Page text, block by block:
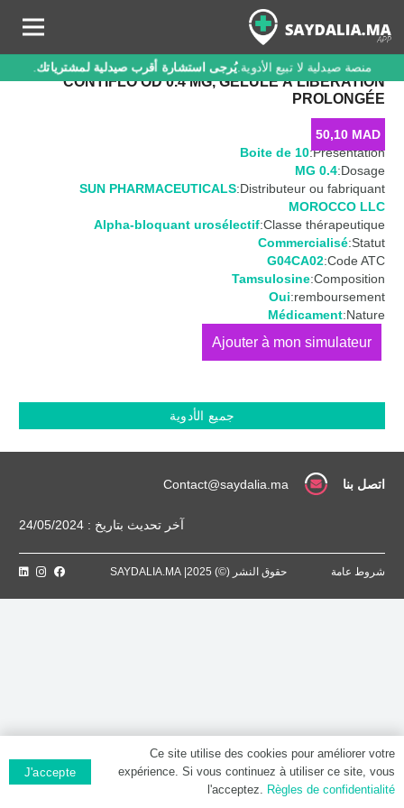
منصة صيدلية لا تبيع الأدوية.يُرجى استشارة أقرب صيدلية لمشترياتك.
CONTIFLO OD 0.4 MG, GÉLULE À LIBÉRATION
PROLONGÉE
50,10 MAD
Présentation:
Boite de 10
Dosage:
0.4 MG
Distributeur ou fabriquant:
SUN PHARMACEUTICALS
MOROCCO LLC
Classe thérapeutique:
Alpha-bloquant urosélectif
Statut:
Commercialisé
Code ATC:
G04CA02
Composition:
Tamsulosine
remboursement:
Oui
Nature:
Médicament
كمية
0.4
libération
prolongée
جميع الأدوية
اتصل بنا Contact@saydalia.ma
آخر تحديث بتاريخ : 24/05/2024
شروط عامة حقوق النشر (©) 2025| SAYDALIA.MA
Ce site utilise des cookies pour améliorer votre
expérience. Si vous continuez à utiliser ce site, vous
l'acceptez. Règles de confidentialité
J'accepte